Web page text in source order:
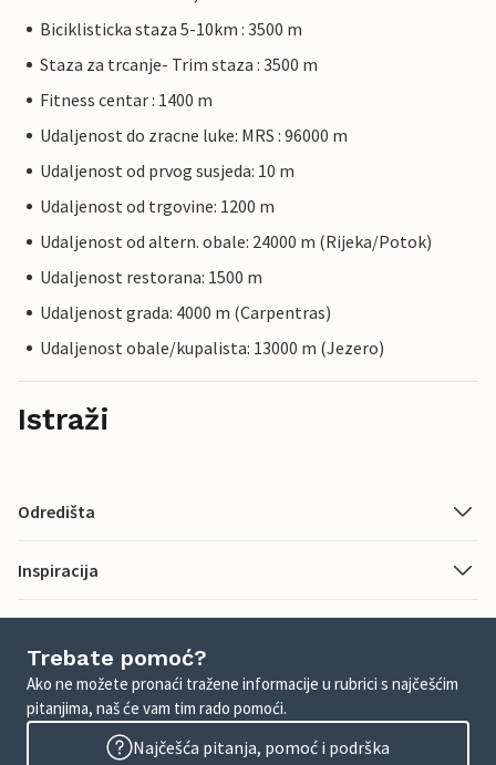
Biciklisticka staza 5-10km : 3500 m
Staza za trcanje- Trim staza : 3500 m
Fitness centar : 1400 m
Udaljenost do zracne luke: MRS : 96000 m
Udaljenost od prvog susjeda: 10 m
Udaljenost od trgovine: 1200 m
Udaljenost od altern. obale: 24000 m (Rijeka/Potok)
Udaljenost restorana: 1500 m
Udaljenost grada: 4000 m (Carpentras)
Udaljenost obale/kupalista: 13000 m (Jezero)
Istraži
Odredišta
Inspiracija
Trebate pomoć?
Ako ne možete pronaći tražene informacije u rubrici s najčešćim
pitanjima, naš će vam tim rado pomoći.
Najčešća pitanja, pomoć i podrška